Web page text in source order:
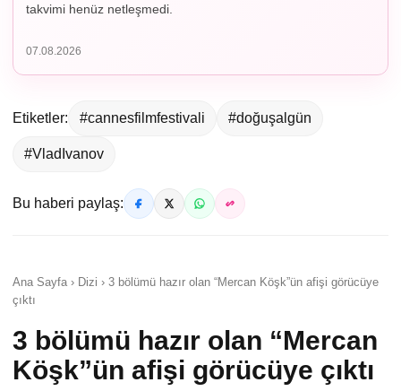
takvimi henüz netleşmedi.
07.08.2026
Etiketler: #cannesfilmfestivali #doğuşalgün
#VladIvanov
Bu haberi paylaş:
Ana Sayfa › Dizi › 3 bölümü hazır olan “Mercan Köşk”ün afişi görücüye
çıktı
3 bölümü hazır olan “Mercan
Köşk”ün afişi görücüye çıktı